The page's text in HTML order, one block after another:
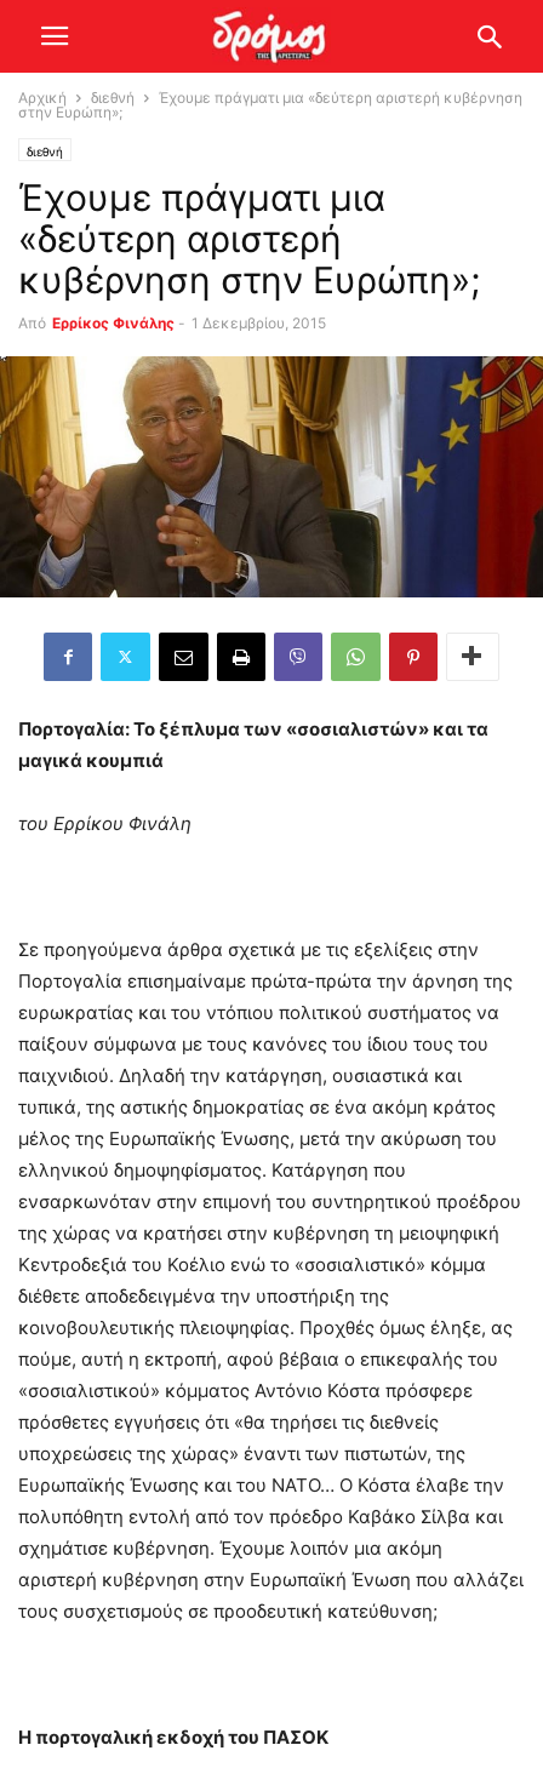
Αρχική διεθνή
Έχουμε πράγματι μια «δεύτερη αριστερή κυβέρνηση
στην Ευρώπη»;
διεθνή
Έχουμε πράγματι μια
«δεύτερη αριστερή
κυβέρνηση στην Ευρώπη»;
Από Ερρίκος Φινάλης - 1 Δεκεμβρίου, 2015
Πορτογαλία: Το ξέπλυμα των «σοσιαλιστών» και τα
μαγικά κουμπιά
του Ερρίκου Φινάλη
Σε προηγούμενα άρθρα σχετικά με τις εξελίξεις στην
Πορτογαλία επισημαίναμε πρώτα-πρώτα την άρνηση της
ευρωκρατίας και του ντόπιου πολιτικού συστήματος να
παίξουν σύμφωνα με τους κανόνες του ίδιου τους του
παιχνιδιού. Δηλαδή την κατάργηση, ουσιαστικά και
τυπικά, της αστικής δημοκρατίας σε ένα ακόμη κράτος
μέλος της Ευρωπαϊκής Ένωσης, μετά την ακύρωση του
ελληνικού δημοψηφίσματος. Κατάργηση που
ενσαρκωνόταν στην επιμονή του συντηρητικού προέδρου
της χώρας να κρατήσει στην κυβέρνηση τη μειοψηφική
Κεντροδεξιά του Κοέλιο ενώ το «σοσιαλιστικό» κόμμα
διέθετε αποδεδειγμένα την υποστήριξη της
κοινοβουλευτικής πλειοψηφίας. Προχθές όμως έληξε, ας
πούμε, αυτή η εκτροπή, αφού βέβαια ο επικεφαλής του
«σοσιαλιστικού» κόμματος Αντόνιο Κόστα πρόσφερε
πρόσθετες εγγυήσεις ότι «θα τηρήσει τις διεθνείς
υποχρεώσεις της χώρας» έναντι των πιστωτών, της
Ευρωπαϊκής Ένωσης και του ΝΑΤΟ… Ο Κόστα έλαβε την
πολυπόθητη εντολή από τον πρόεδρο Καβάκο Σίλβα και
σχημάτισε κυβέρνηση. Έχουμε λοιπόν μια ακόμη
αριστερή κυβέρνηση στην Ευρωπαϊκή Ένωση που αλλάζει
τους συσχετισμούς σε προοδευτική κατεύθυνση;
Η πορτογαλική εκδοχή του ΠΑΣΟΚ